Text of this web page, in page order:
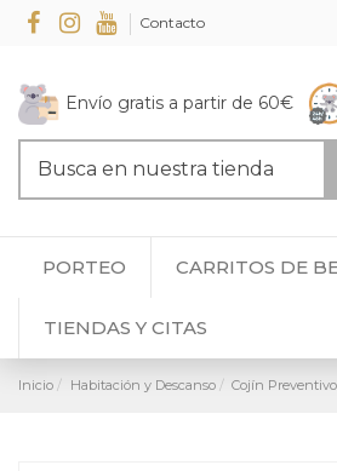
Contacto
Envío gratis a partir de 60€
PORTEO CARRITOS DE
TIENDAS Y CITAS
Inicio Habitación y Descanso Cojín